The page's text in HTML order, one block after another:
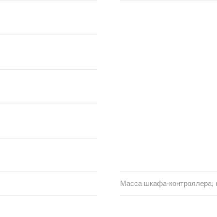
Масса шкафа-контроллера,